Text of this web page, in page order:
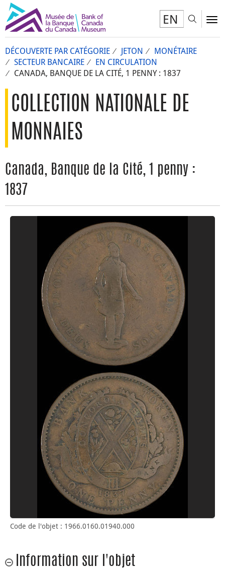
EN
DÉCOUVERTE PAR CATÉGORIE JETON
MONÉTAIRE
SECTEUR BANCAIRE
EN CIRCULATION
CANADA, BANQUE DE LA CITÉ, 1 PENNY : 1837
COLLECTION NATIONALE DE
MONNAIES
Canada, Banque de la Cité, 1 penny :
1837
Code de l'objet : 1966.0160.01940.000
Information sur l'objet